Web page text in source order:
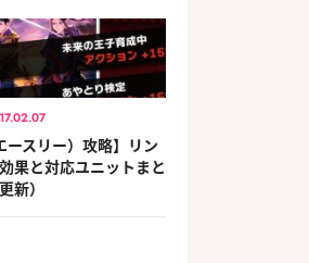
ースリー）攻略】リン
果と対応ユニットまと
新）